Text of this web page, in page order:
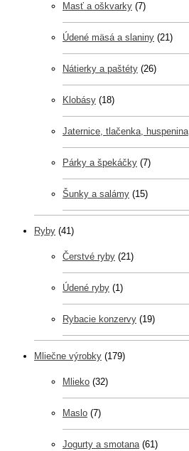
Masť a oškvarky (7)
Údené mäsá a slaniny (21)
Nátierky a paštéty (26)
Klobásy (18)
Jaternice, tlačenka, huspenina
Párky a špekáčky (7)
Šunky a salámy (15)
Ryby (41)
Čerstvé ryby (21)
Údené ryby (1)
Rybacie konzervy (19)
Mliečne výrobky (179)
Mlieko (32)
Maslo (7)
Jogurty a smotana (61)